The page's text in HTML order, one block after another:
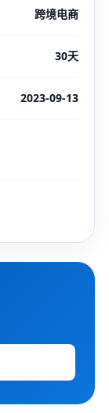
跨境电商
30天
2023-09-13